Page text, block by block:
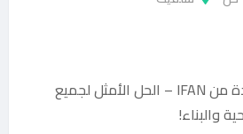
أنابيب PPR عالية الجودة من IFAN – الحل الأمثل لجميع
والبناء!